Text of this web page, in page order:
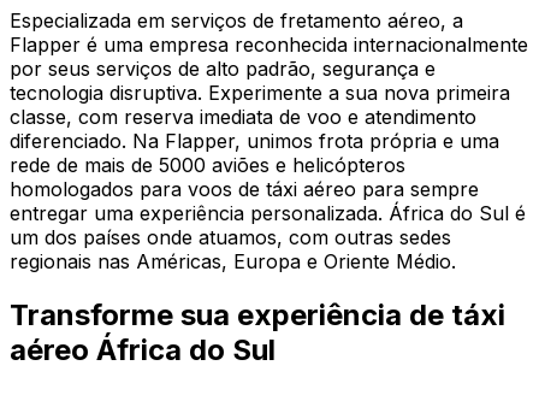
Especializada em serviços de fretamento aéreo, a
Flapper é uma empresa reconhecida internacionalmente
por seus serviços de alto padrão, segurança e
tecnologia disruptiva. Experimente a sua nova primeira
classe, com reserva imediata de voo e atendimento
diferenciado. Na Flapper, unimos frota própria e uma
rede de mais de 5000 aviões e helicópteros
homologados para voos de táxi aéreo para sempre
entregar uma experiência personalizada. África do Sul é
um dos países onde atuamos, com outras sedes
regionais nas Américas, Europa e Oriente Médio.
Transforme sua experiência de táxi
aéreo África do Sul